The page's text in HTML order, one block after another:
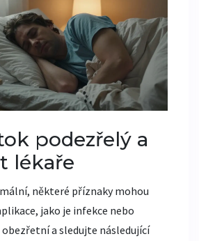
podezřelý a
lékaře
některé příznaky mohou
jako je infekce nebo
a sledujte následující